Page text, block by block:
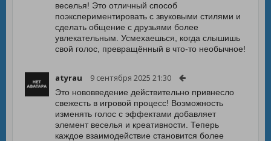
веселья! Это отличный способ
поэкспериментировать с звуковыми стилями и
сделать общение с друзьями более
увлекательным. Усмехаешься, когда слышишь
свой голос, превращённый в что-то необычное!
atyrau 9 сентября 2025 21:30
Это нововведение действительно привнесло
свежесть в игровой процесс! Возможность
изменять голос с эффектами добавляет
элемент веселья и креативности. Теперь
каждое взаимодействие становится более